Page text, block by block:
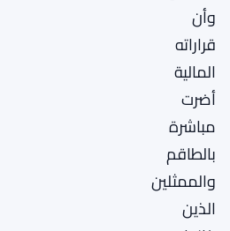
وأن
قراراته
المالية
أضرت
مباشرة
بالطاقم
والممثلين
الذين